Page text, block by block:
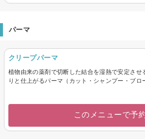
パーマ
クリープパーマ
植物由来の薬剤で切断した結合を湿熱で安定させ
りと仕上がるパーマ（カット・シャンプー・ブロ
このメニューで予